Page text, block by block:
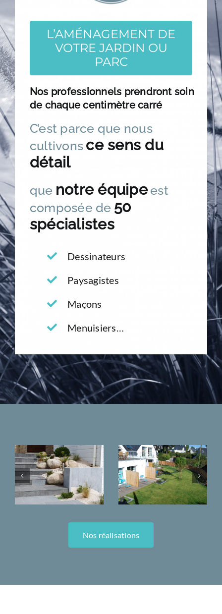
Contact
L’AMÉNAGEMENT DE
VOTRE JARDIN OU
PARC
Nos professionnels prendront soin
de chaque centimètre carré
C’est parce que nous
cultivons ce sens du
détail
que notre équipe est
composée de 50
spécialistes
Dessinateurs
Paysagistes
Maçons
Menuisiers…
Nos réalisations